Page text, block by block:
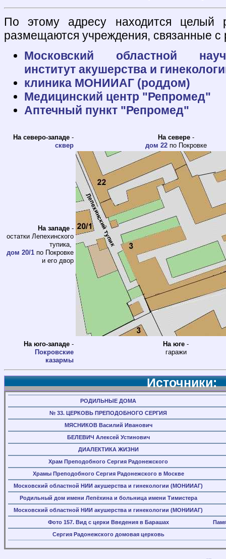
По этому адресу находится целый
размещаются учреждения, связанные
Московский областной
институт акушерства и
клиника МОНИИАГ (роддом)
Медицинский центр "Репромед"
Аптечный пункт "Репромед"
На северо-западе-
сквер
На севере-
дом 22по Покровке
На западе-
остатки Лепехинского
тупика,
дом 20/1по Покровке
и его двор
На юго-западе-
Покровские
казармы
На юге -
гаражи
Источники:
РОДИЛЬНЫЕ ДОМА
№ 33. ЦЕРКОВЬ ПРЕПОДОБНОГО СЕРГИЯ
МЯСНИКОВ Василий Иванович
БЕЛЕВИЧ Алексей Устинович
ДИАЛЕКТИКА ЖИЗНИ
Храм Преподобного Сергия Радонежского
Храмы Преподобного Сергия Радонежского в Москве
Московский областной НИИ акушерства и гинекологии (МОНИИАГ)
Родильный дом имени Лепёхина и больница имени Тимистера
Московский областной НИИ акушерства и гинекологии (МОНИИАГ)
Фото 157. Вид с церки Введения в Барашах
Сергия Радонежского домовая церковь